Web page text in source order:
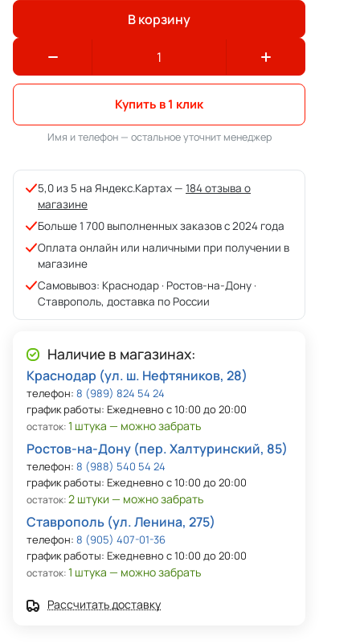
В корзину
Купить в 1 клик
Имя и телефон — остальное уточнит менеджер
5,0 из 5 на Яндекс.Картах — 184 отзыва о
магазине
Больше 1 700 выполненных заказов с 2024 года
Оплата онлайн или наличными при получении в
магазине
Самовывоз: Краснодар · Ростов-на-Дону ·
Ставрополь, доставка по России
Наличие в магазинах:
Краснодар (ул. ш. Нефтяников, 28)
телефон: 8 (989) 824 54 24
график работы: Ежедневно с 10:00 до 20:00
остаток:1 штука — можно забрать
Ростов-на-Дону (пер. Халтуринский, 85)
телефон: 8 (988) 540 54 24
график работы: Ежедневно с 10:00 до 20:00
остаток:2 штуки — можно забрать
Ставрополь (ул. Ленина, 275)
телефон: 8 (905) 407-01-36
график работы: Ежедневно с 10:00 до 20:00
остаток:1 штука — можно забрать
Рассчитать доставку